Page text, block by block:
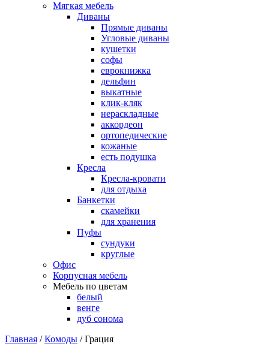
Мягкая мебель
Диваны
Прямые диваны
Угловые диваны
кушетки
софы
еврокнижка
дельфин
выкатные
клик-кляк
нераскладные
аккордеон
ортопедические
кожаные
есть подушка
Кресла
Кресла-кровати
для отдыха
Банкетки
скамейки
для хранения
Пуфы
сундуки
круглые
Офис
Корпусная мебель
Мебель по цветам
белый
венге
дуб сонома
Главная / Комоды / Грация